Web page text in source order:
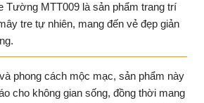
Tường MTT009 là sản phẩm trang trí
tre tự nhiên, mang đến vẻ đẹp giản
phong cách mộc mạc, sản phẩm này
cho không gian sống, đồng thời mang